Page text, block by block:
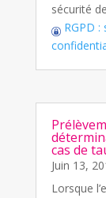
sécurité
RGPD :
cas de
Juin 13,
Lorsque